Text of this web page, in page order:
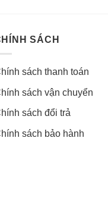
SÁCH
sách thanh toán
sách vận chuyển
sách đổi trả
sách bảo hành